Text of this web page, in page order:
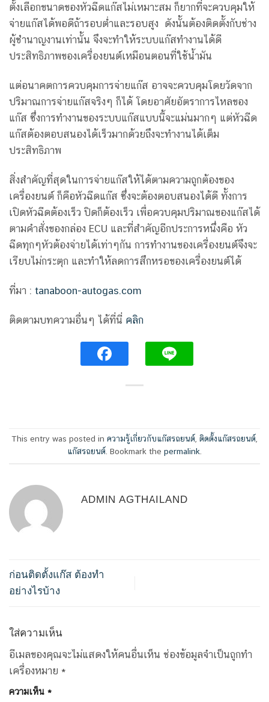
ตั้งเลือกขนาดของหัวฉีดแก๊สไม่เหมาะสม ก็ยากที่จะควบคุมให้
จ่ายแก๊สได้พอดีถ้ารอบต่ำและรอบสูง ดังนั้นต้องติดตั้งกับช่าง
ผู้ชำนาญงานเท่านั้น จึงจะทำให้ระบบแก๊สทำงานได้ดี
ประสิทธิภาพของเครื่องยนต์เหมือนตอนที่ใช้น้ำมัน
แต่อนาคตการควบคุมการจ่ายแก๊ส อาจจะควบคุมโดยวัดจาก
ปริมาณการจ่ายแก๊สจริงๆ ก็ได้ โดยอาศัยอัตราการไหลของ
แก๊ส ซึ่งการทำงานของระบบแก๊สแบบนี้จะแม่นมากๆ แต่หัวฉีด
แก๊สต้องตอบสนองได้เร็วมากด้วยถึงจะทำงานได้เต็ม
ประสิทธิภาพ
สิ่งสำคัญที่สุดในการจ่ายแก๊สให้ได้ตามความถูกต้องของ
เครื่องยนต์ ก็คือหัวฉีดแก๊ส ซึ่งจะต้องตอบสนองได้ดี ทั้งการ
เปิดหัวฉีดต้องเร็ว ปิดก็ต้องเร็ว เพื่อควบคุมปริมาณของแก๊สได้
ตามคำสั่งของกล่อง ECU และที่สำคัญอีกประการหนึ่งคือ หัว
ฉีดทุกๆหัวต้องจ่ายได้เท่าๆกัน การทำงานของเครื่องยนต์จึงจะ
เรียบไม่กระตุก และทำให้ลดการสึกหรอของเครื่องยนต์ได้
ที่มา : tanaboon-autogas.com
ติดตามบทความอื่นๆ ได้ที่นี่ คลิก
This entry was posted in ความรู้เกี่ยวกับแก๊สรถยนต์, ติดตั้งแก๊สรถยนต์,
แก๊สรถยนต์. Bookmark the permalink.
ADMIN AGTHAILAND
ก่อนติดตั้งแก๊ส ต้องทำ
อย่างไรบ้าง
ใส่ความเห็น
อีเมลของคุณจะไม่แสดงให้คนอื่นเห็น ช่องข้อมูลจำเป็นถูกทำ
เครื่องหมาย *
ความเห็น *